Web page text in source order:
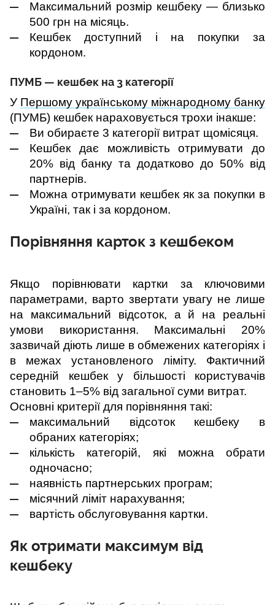
Максимальний розмір кешбеку — близько
500 грн на місяць.
Кешбек доступний і на покупки за
кордоном.
ПУМБ — кешбек на 3 категорії
У Першому українському міжнародному банку
(ПУМБ) кешбек нараховується трохи інакше:
Ви обираєте 3 категорії витрат щомісяця.
Кешбек дає можливість отримувати до
20% від банку та додатково до 50% від
партнерів.
Можна отримувати кешбек як за покупки в
Україні, так і за кордоном.
Порівняння карток з кешбеком
Якщо порівнювати картки за ключовими
параметрами, варто звертати увагу не лише
на максимальний відсоток, а й на реальні
умови використання. Максимальні 20%
зазвичай діють лише в обмежених категоріях і
в межах установленого ліміту. Фактичний
середній кешбек у більшості користувачів
становить 1–5% від загальної суми витрат.
Основні критерії для порівняння такі:
максимальний відсоток кешбеку в
обраних категоріях;
кількість категорій, які можна обрати
одночасно;
наявність партнерських програм;
місячний ліміт нарахування;
вартість обслуговування картки.
Як отримати максимум від
кешбеку